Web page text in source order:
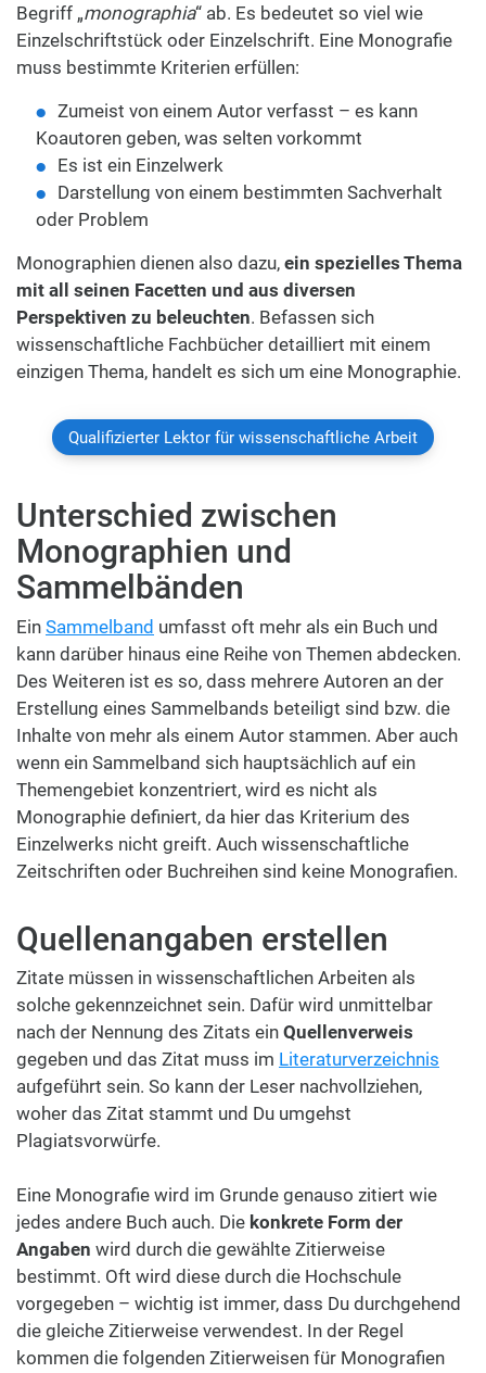
Begriff „monographia“ ab. Es bedeutet so viel wie
Einzelschriftstück oder Einzelschrift. Eine Monografie
muss bestimmte Kriterien erfüllen:
Zumeist von einem Autor verfasst – es kann
Koautoren geben, was selten vorkommt
Es ist ein Einzelwerk
Darstellung von einem bestimmten Sachverhalt
oder Problem
Monographien dienen also dazu, ein spezielles Thema
mit all seinen Facetten und aus diversen
Perspektiven zu beleuchten. Befassen sich
wissenschaftliche Fachbücher detailliert mit einem
einzigen Thema, handelt es sich um eine Monographie.
Qualifizierter Lektor für wissenschaftliche Arbeit
Unterschied zwischen
Monographien und
Sammelbänden
Ein Sammelband umfasst oft mehr als ein Buch und
kann darüber hinaus eine Reihe von Themen abdecken.
Des Weiteren ist es so, dass mehrere Autoren an der
Erstellung eines Sammelbands beteiligt sind bzw. die
Inhalte von mehr als einem Autor stammen. Aber auch
wenn ein Sammelband sich hauptsächlich auf ein
Themengebiet konzentriert, wird es nicht als
Monographie definiert, da hier das Kriterium des
Einzelwerks nicht greift. Auch wissenschaftliche
Zeitschriften oder Buchreihen sind keine Monografien.
Quellenangaben erstellen
Zitate müssen in wissenschaftlichen Arbeiten als
solche gekennzeichnet sein. Dafür wird unmittelbar
nach der Nennung des Zitats ein Quellenverweis
gegeben und das Zitat muss im Literaturverzeichnis
aufgeführt sein. So kann der Leser nachvollziehen,
woher das Zitat stammt und Du umgehst
Plagiatsvorwürfe.
Eine Monografie wird im Grunde genauso zitiert wie
jedes andere Buch auch. Die konkrete Form der
Angaben wird durch die gewählte Zitierweise
bestimmt. Oft wird diese durch die Hochschule
vorgegeben – wichtig ist immer, dass Du durchgehend
die gleiche Zitierweise verwendest. In der Regel
kommen die folgenden Zitierweisen für Monografien